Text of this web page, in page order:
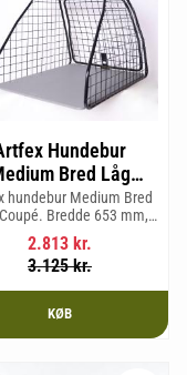
Hundebur
Bred Låg
Coupé
hundebur Medium Bred
Bredde 653 mm,
580 mm, Dybde 830 mm
og vægt 17,5 kg.
2.813 kr.
3.125kr.
KØB